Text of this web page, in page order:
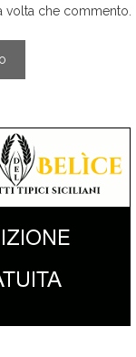
volta che commento.